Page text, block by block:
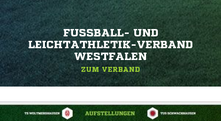
FUSSBALL- UND L
EICHTATHLETIK-VERBAND W
ESTFALEN
ZUM VERBAND